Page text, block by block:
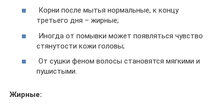
Корни после мытья нормальные, к концу
третьего дня – жирные;
Иногда от помывки может появляться чувство
стянутости кожи головы;
От сушки феном волосы становятся мягкими и
пушистыми.
Жирные: